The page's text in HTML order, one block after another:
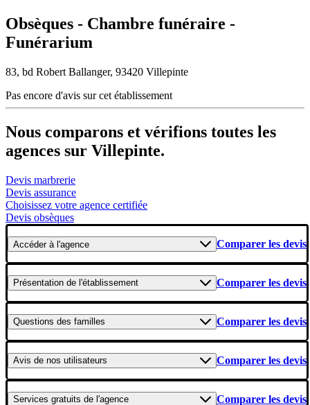
Obsèques - Chambre funéraire -
Funérarium
83, bd Robert Ballanger, 93420 Villepinte
Pas encore d'avis sur cet établissement
Nous comparons et vérifions toutes les
agences sur Villepinte.
Devis marbrerie
Devis assurance
Choisissez votre agence certifiée
Devis obsèques
Accéderà l'agence Comparer les devis
Présentation de l'établissement Comparer les devis
Questions des familles Comparer les devis
Avis de nos utilisateurs Comparer les devis
Services gratuits de l'agence Comparer les devis